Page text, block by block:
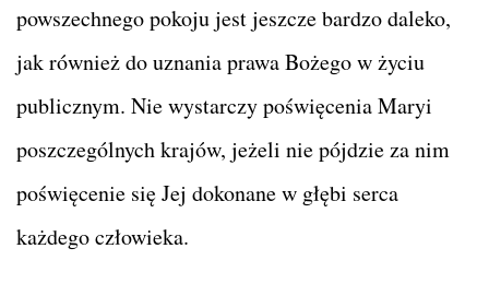
powszechnego pokoju jest jeszcze bardzo daleko,
jak również do uznania prawa Bożego w życiu
publicznym. Nie wystarczy poświęcenia Maryi
poszczególnych krajów, jeżeli nie pójdzie za nim
poświęcenie się Jej dokonane w głębi serca
każdego człowieka.